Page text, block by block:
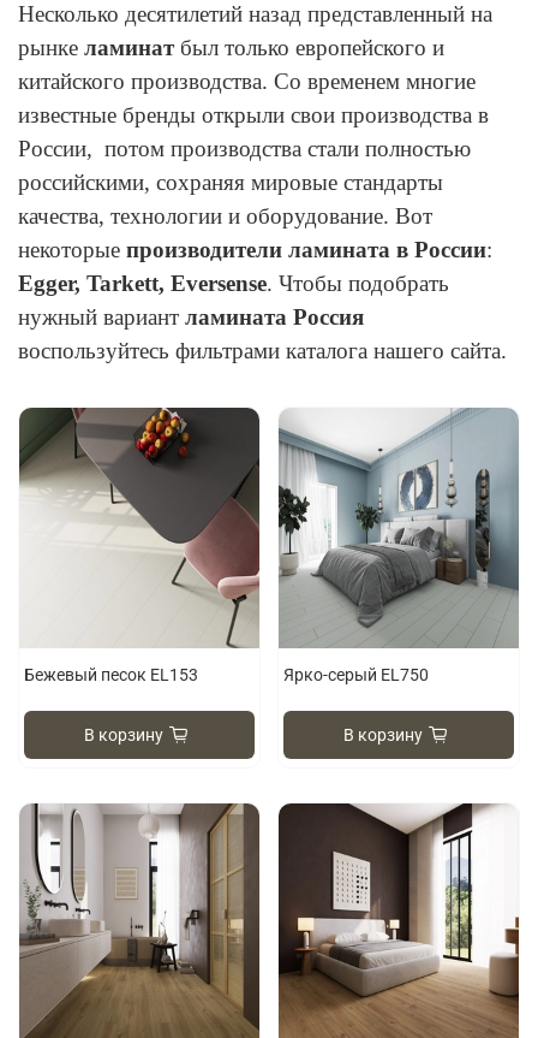
Несколько десятилетий назад представленный на
рынке ламинат был только европейского и
китайского производства. Со временем многие
известные бренды открыли свои производства в
России, потом производства стали полностью
российскими, сохраняя мировые стандарты
качества, технологии и оборудование. Вот
некоторые производители ламината в России:
Egger, Tarkett, Eversense. Чтобы подобрать
нужный вариант ламината Россия
воспользуйтесь фильтрами каталога нашего сайта.
Бежевый песок EL153
В корзину
Ярко-серый EL750
В корзину